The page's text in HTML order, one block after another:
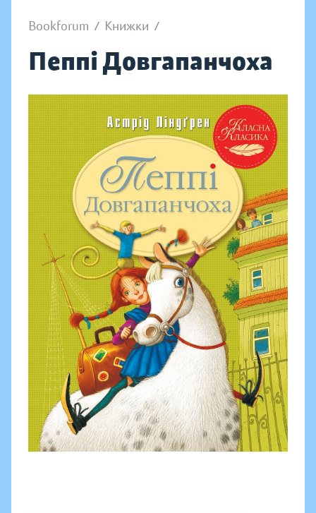
Bookforum / Книжки /
Пеппі Довгапанчоха